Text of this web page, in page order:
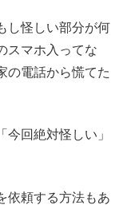
し怪しい部分が何
スマホ入ってな
の電話から慌てた
回絶対怪しい」
依頼する方法もあ